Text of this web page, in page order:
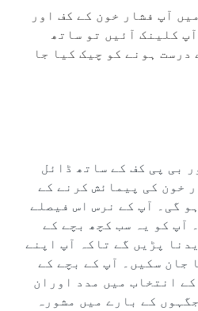
6 ماہ میں آپ فشار خون کے کف اور
کلینک آئیں تو ساتھ
درست ہونے کو چیک کیا جا
بی پی کف کے ساتھ ڈائل
خون کی پیمائش کرنے کے
گی۔ آپ کے نرس اس فیصلے
آپ کو یہ سب کچھ بچے کے
پڑیں گے تاکہ آپ اپنے
جان سکیں۔ آپ کے بچے کے
انتخاب میں مدد اوران
کے بارے میں مشورہ